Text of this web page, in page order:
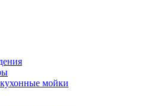
мойки